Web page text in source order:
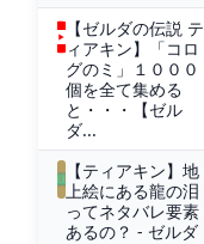
【ゼルダの伝説 テ
ィアキン】「コロ
グのミ」１０００
個を全て集める
と・・・【ゼル
ダ...
【ティアキン】地
上絵にある龍の泪
ってネタバレ要素
あるの？ - ゼルダ